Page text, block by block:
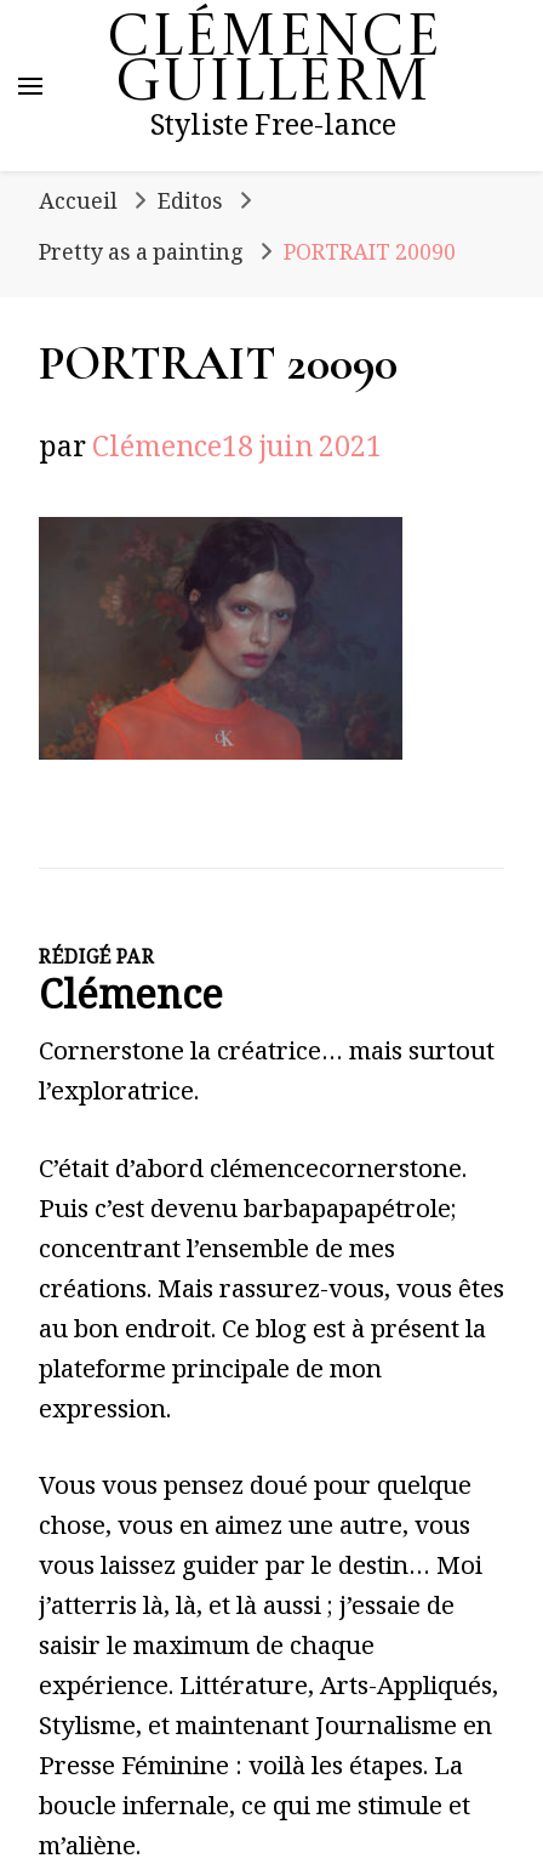
Clémence
Guillerm
Styliste Free-lance
Accueil
Editos
Pretty as a painting
PORTRAIT 20090
PORTRAIT 20090
parClémence18 juin 2021
RÉDIGÉ PAR
Clémence
Cornerstone la créatrice… mais surtout
l’exploratrice.
C’était d’abord clémencecornerstone.
Puis c’est devenu barbapapapétrole;
concentrant l’ensemble de mes
créations. Mais rassurez-vous, vous êtes
au bon endroit. Ce blog est à présent la
plateforme principale de mon
expression.
Vous vous pensez doué pour quelque
chose, vous en aimez une autre, vous
vous laissez guider par le destin… Moi
j’atterris là, là, et là aussi ; j’essaie de
saisir le maximum de chaque
expérience. Littérature, Arts-Appliqués,
Stylisme, et maintenant Journalisme en
Presse Féminine : voilà les étapes. La
boucle infernale, ce qui me stimule et
m’aliène.